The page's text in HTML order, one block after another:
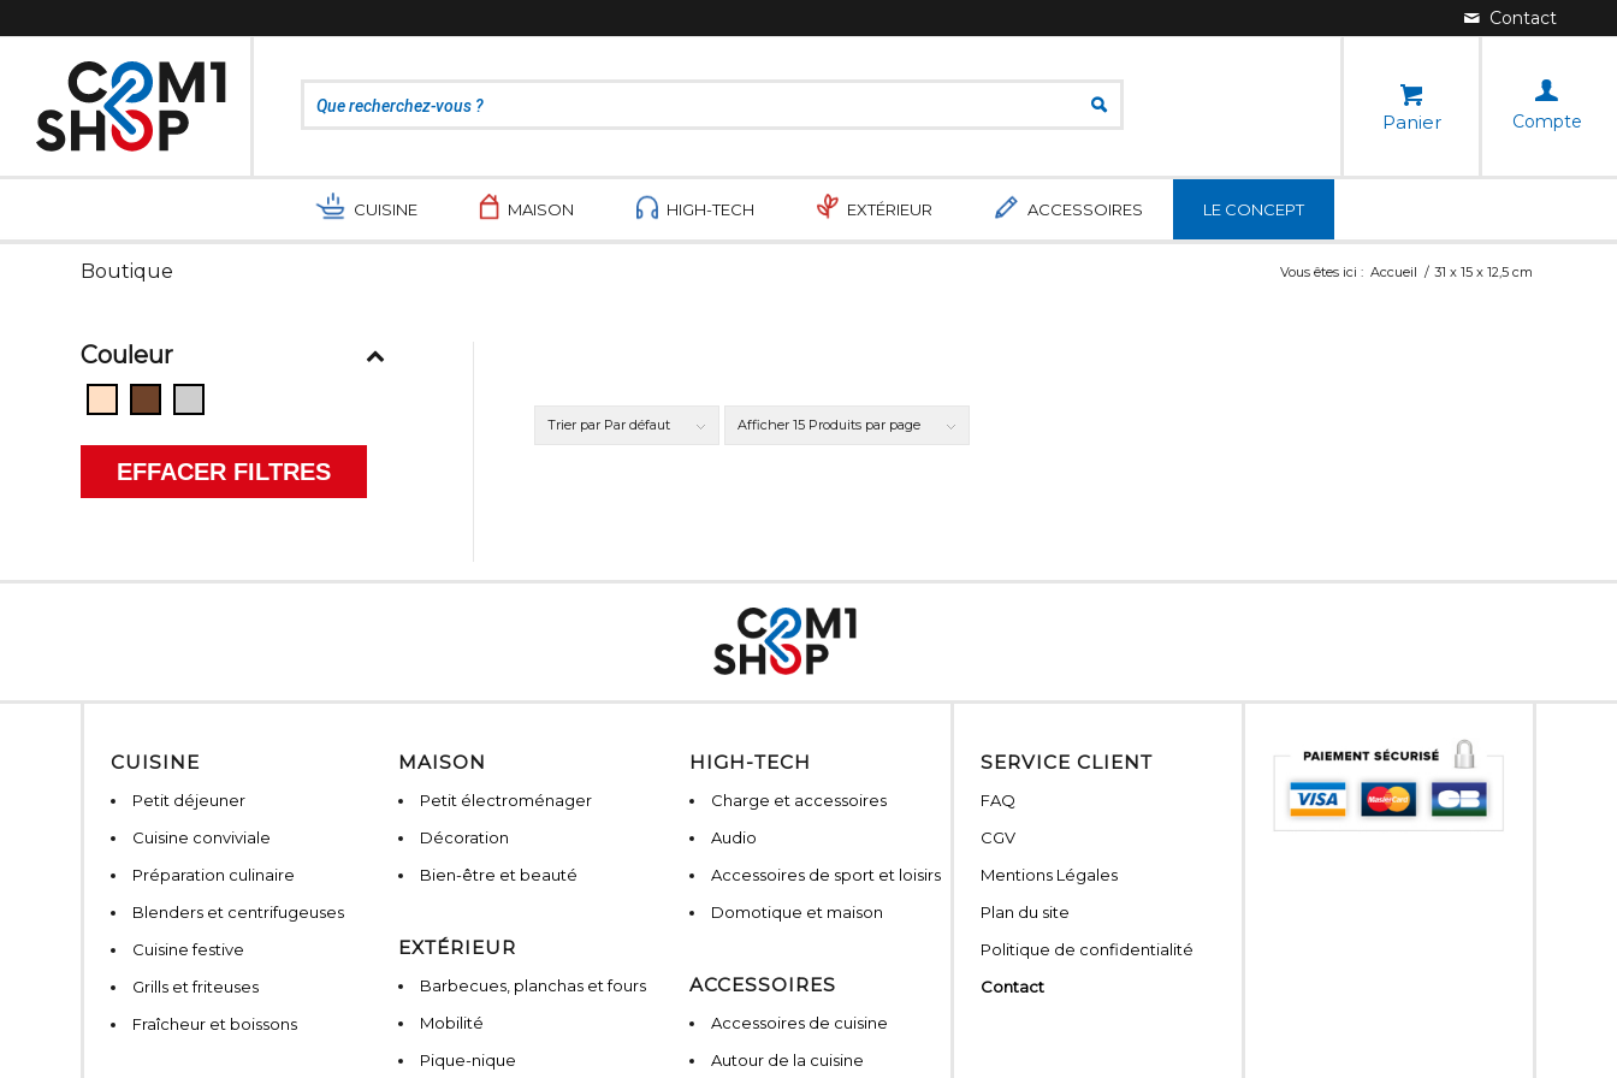
Panier Compte
CUISINE MAISON HIGH-TECH EXTÉRIEUR ACCESSOIRES LE CONCEPT
Boutique Vous êtes ici : Accueil / 31 x 15 x 12,5 cm
Trier par Par défaut Afficher 15 Produits par page
Couleur
EFFACER FILTRES
CUISINE
Petit déjeuner
Cuisine conviviale
Préparation culinaire
Blenders et centrifugeuses
Cuisine festive
Grills et friteuses
Fraîcheur et boissons
MAISON
Petit électroménager
Décoration
Bien-être et beauté
EXTÉRIEUR
Barbecues, planchas et fours
Mobilité
Pique-nique
HIGH-TECH
Charge et accessoires
Audio
Accessoires de sport et loisirs
Domotique et maison
ACCESSOIRES
Accessoires de cuisine
Autour de la cuisine
SERVICE CLIENT
FAQ
CGV
Mentions Légales
Plan du site
Politique de confidentialité
Contact